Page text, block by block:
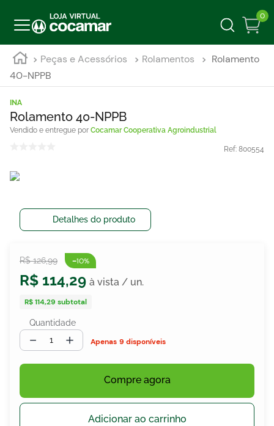
0
Peças e Acessórios Rolamentos
Rolamento
40-NPPB
INA
Rolamento 40-NPPB
Cocamar Cooperativa Agroindustrial
Ref: 800554
Detalhes do produto
R$ 126,99 -10%
R$ 114,29
R$ 114,29 subtotal
Quantidade
＋
－ 9 disponíveis
Compre agora
Adicionar ao carrinho